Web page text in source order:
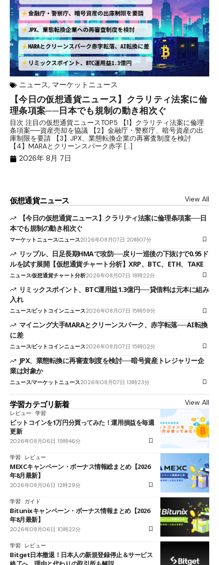
ニュース, マーケットニュース
【今日の仮想通貨ニュース】クラリティ法案に倫
理条項案──日本でも規制の動き相次ぐ
目次 注目の仮想通貨ニュースTOP5 【1】クラリティ法案に倫理
条項案──資産売却を協議 【2】金融庁・警察庁、暗号資産の出
庫制限を要請 【3】JPX、業態転換企業の再審査制度を検討
【4】MARAとクリーンスパーク赤字 […]
2026年 8月 7日
仮想通貨ニュース View All
【今日の仮想通貨ニュース】クラリティ法案に倫理条項案──日
本でも規制の動き相次ぐ
マーケットニュースニュース2026年08月07日 20時07分
リップル、日足長期HMAで攻防──戻り一巡後の下抜けで0.95ド
ルを試す展開【仮想通貨チャート分析】XRP、BTC、ETH、TAKE
ニュース仮想通貨チャート分析2026年08月07日 18時22分
リミックスポイント、BTC運用益1.3億円──貸借料は元本に組み
入れ
ニュースビットコインニュース2026年08月07日 15時59分
マイニング大手MARAとクリーンスパーク、赤字転落──AI転換
に差
ニュースビットコインニュース2026年08月07日 15時02分
JPX、業態転換に再審査制度を検討──暗号資産トレジャリー企
業は対象か
ニュースマーケットニュース2026年08月07日 13時23分
学習カテゴリ新着 View All
レビュー 学習
ビットコインを1万円分買ってみた！運用損益を毎週
更新
2026年08月06日 19時46分
学習 レビュー
MEXCキャンペーン・ボーナス情報総まとめ【2026
年8月最新】
2026年08月06日 12時29分
学習 ガイド
Bitunixキャンペーン・ボーナス情報まとめ【2026
年8月最新】
2026年08月06日 10時22分
学習 レビュー
Bitget日本撤退！日本人の新規登録停止＆サービス